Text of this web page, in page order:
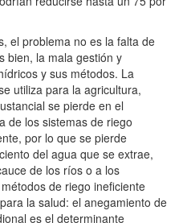
el problema no es la falta de
bien, la mala gestión y
y sus métodos. La
utiliza para la agricultura,
se pierde en el
de los sistemas de riego
por lo que se pierde
del agua que se extrae,
de los ríos o a los
de riego ineficiente
la salud: el anegamiento de
es el determinante